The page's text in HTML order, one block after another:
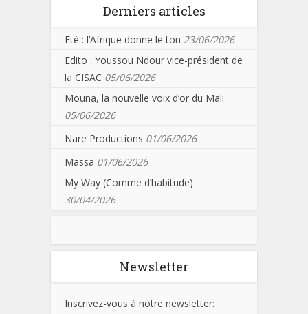
Derniers articles
Eté : l’Afrique donne le ton 23/06/2026
Edito : Youssou Ndour vice-président de
la CISAC 05/06/2026
Mouna, la nouvelle voix d’or du Mali
05/06/2026
Nare Productions 01/06/2026
Massa 01/06/2026
My Way (Comme d’habitude)
30/04/2026
Newsletter
Inscrivez-vous à notre newsletter: